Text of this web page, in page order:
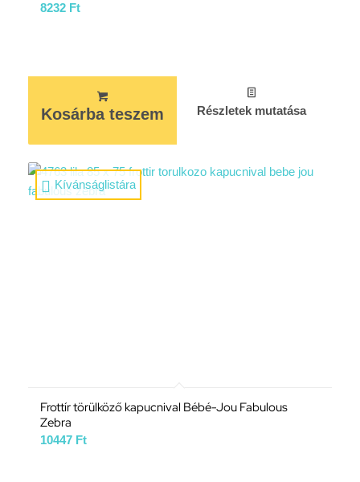
8232 Ft
Kosárba teszem Részletek mutatása
Kívánságlistára
Frottír törülköző kapucnival Bébé-Jou Fabulous
Zebra
10447 Ft